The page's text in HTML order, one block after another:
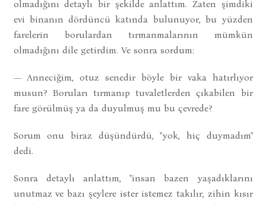
olmadığını detaylı bir şekilde anlattım. Zaten şimdiki
evi binanın dördüncü katında bulunuyor, bu yüzden
farelerin borulardan tırmanmalarının mümkün
olmadığını dile getirdim. Ve sonra sordum:
— Anneciğim, otuz senedir böyle bir vaka hatırlıyor
musun? Boruları tırmanıp tuvaletlerden çıkabilen bir
fare görülmüş ya da duyulmuş mu bu çevrede?
Sorum onu biraz düşündürdü, "yok, hiç duymadım"
dedi.
Sonra detaylı anlattım, "insan bazen yaşadıklarını
unutmaz ve bazı şeylere ister istemez takılır, zihin kısır